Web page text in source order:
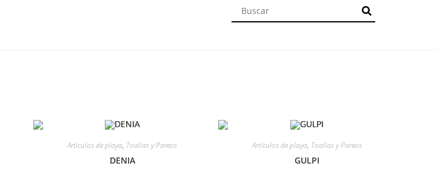
Artículos de playa, Toallas y Pareos
DENIA
Artículos de playa, Toallas y Pareos
GULPI